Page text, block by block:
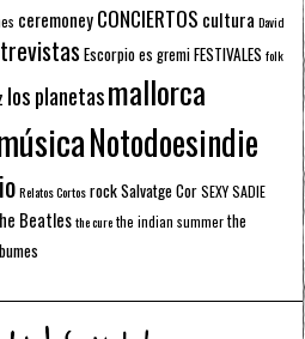
ceremoneyCONCIERTOS cultura David
Escorpioes gremiFESTIVALES folk
los planetasmallorca
Notodoesindie
Relatos CortosrockSalvatge CorSEXY SADIE
Beatlesthe curethe indian summerthe